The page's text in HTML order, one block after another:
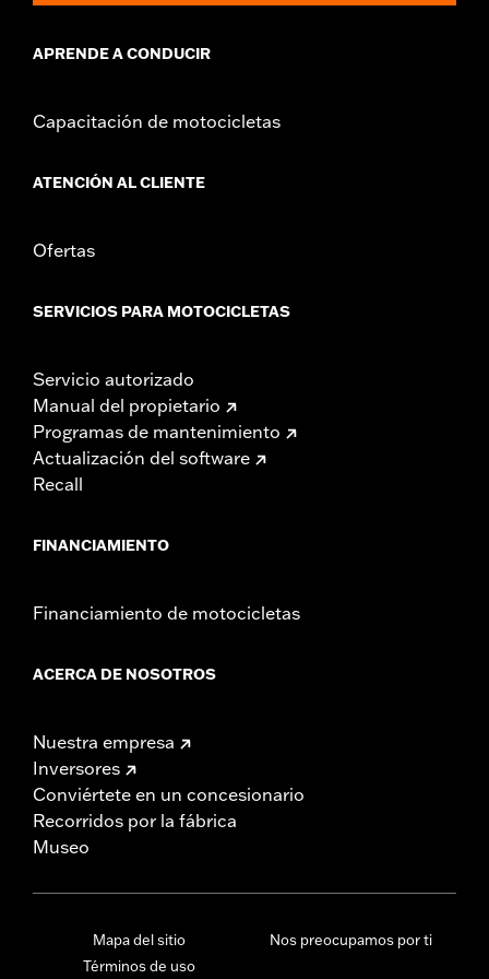
Longitud:22 Inches
d.com/warrantypara más información
APRENDE A CONDUCIR
Capacitación de motocicletas
ATENCIÓN AL CLIENTE
Ofertas
SERVICIOS PARA MOTOCICLETAS
Servicio autorizado
Manual del propietario
Programas de mantenimiento
Actualización del software
Recall
FINANCIAMIENTO
Financiamiento de motocicletas
ACERCA DE NOSOTROS
Nuestra empresa
Inversores
Conviértete en un concesionario
Recorridos por la fábrica
Museo
Mapa del sitio
Términos de uso
Nos preocupamos por ti